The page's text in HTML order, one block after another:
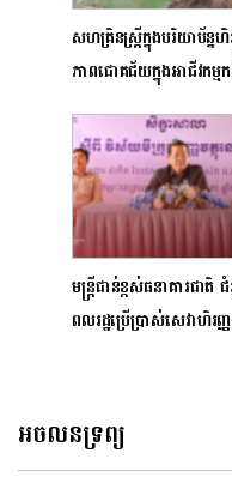
សហគ្រិនស្ត្រីក្នុងបរិយាប័ន្នហិ
ភាពជោគជ័យក្នុងអាជីវកម្ម
មន្ត្រីជាន់ខ្ពស់ធនាគារជាតិ
ពលរដ្ឋប្រើប្រាស់សេវាហិរញ្ញវ
អចលនទ្រព្យ